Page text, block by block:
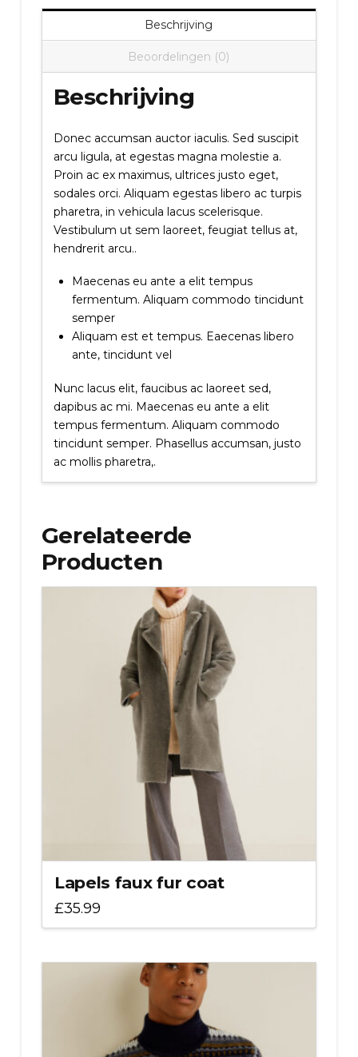
Beschrijving
Beoordelingen (0)
Beschrijving
Donec accumsan auctor iaculis. Sed suscipit
arcu ligula, at egestas magna molestie a.
Proin ac ex maximus, ultrices justo eget,
sodales orci. Aliquam egestas libero ac turpis
pharetra, in vehicula lacus scelerisque.
Vestibulum ut sem laoreet, feugiat tellus at,
hendrerit arcu..
Maecenas eu ante a elit tempus
fermentum. Aliquam commodo tincidunt
semper
Aliquam est et tempus. Eaecenas libero
ante, tincidunt vel
Nunc lacus elit, faucibus ac laoreet sed,
dapibus ac mi. Maecenas eu ante a elit
tempus fermentum. Aliquam commodo
tincidunt semper. Phasellus accumsan, justo
ac mollis pharetra,.
Gerelateerde
Producten
Lapels faux fur coat
£35.99